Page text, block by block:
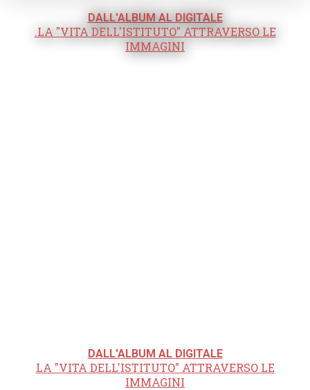
DALL'ALBUM AL DIGITALE
.LA "VITA DELL'ISTITUTO" ATTRAVERSO LE
IMMAGINI
DALL'ALBUM AL DIGITALE
LA "VITA DELL'ISTITUTO" ATTRAVERSO LE
IMMAGINI